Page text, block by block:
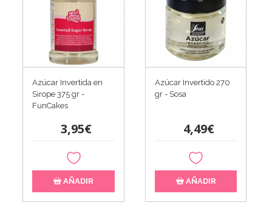
Azúcar Invertida en
Sirope 375 gr -
FunCakes
3,95€
AÑADIR
Azúcar Invertido 270
gr - Sosa
4,49€
AÑADIR